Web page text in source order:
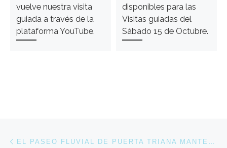
vuelve nuestra visita
guiada a través de la
plataforma YouTube.
disponibles para las
Visitas guiadas del
Sábado 15 de Octubre.
Navegación de entradas